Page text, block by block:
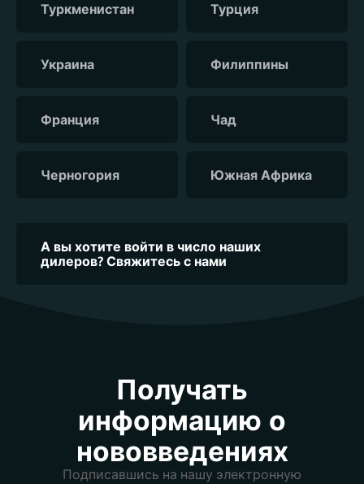
Туркменистан Турция
Украина Филиппины
Франция Чад
Черногория Южная Африка
А вы хотите войти в число наших
дилеров? Свяжитесь с нами
Получать
информацию о
нововведениях
Подписавшись на нашу электронную